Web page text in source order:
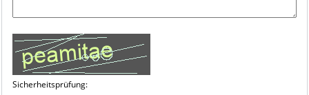
Sicherheitsprüfung: